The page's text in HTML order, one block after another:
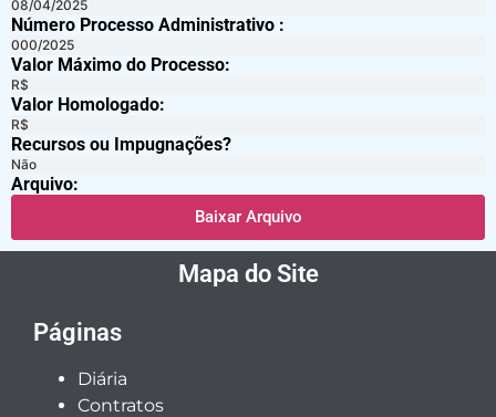
08/04/2025
Número Processo Administrativo :
000/2025
Valor Máximo do Processo: ​
R$
Valor Homologado: ​
R$
Recursos ou Impugnações? ​
Não
Arquivo:
Baixar Arquivo
Mapa do Site
Páginas
Diária
Contratos